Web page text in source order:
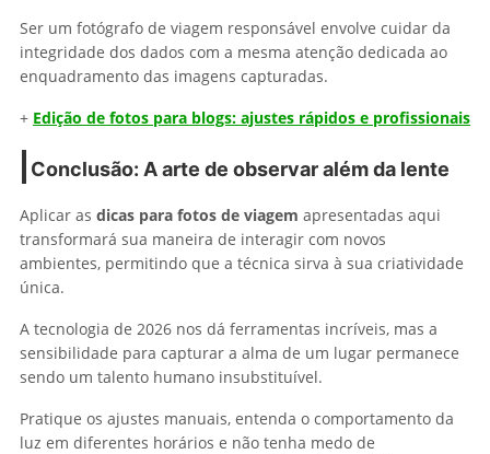
Ser um fotógrafo de viagem responsável envolve cuidar da
integridade dos dados com a mesma atenção dedicada ao
enquadramento das imagens capturadas.
+ Edição de fotos para blogs: ajustes rápidos e profissionais
Conclusão: A arte de observar além da lente
Aplicar as dicas para fotos de viagem apresentadas aqui
transformará sua maneira de interagir com novos
ambientes, permitindo que a técnica sirva à sua criatividade
única.
A tecnologia de 2026 nos dá ferramentas incríveis, mas a
sensibilidade para capturar a alma de um lugar permanece
sendo um talento humano insubstituível.
Pratique os ajustes manuais, entenda o comportamento da
luz em diferentes horários e não tenha medo de